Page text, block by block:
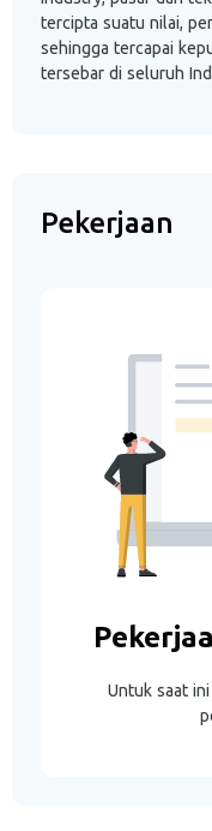
tercipta suatu nilai,
sehingga tercapai
tersebar di seluruh
Pekerjaan
Untuk saat